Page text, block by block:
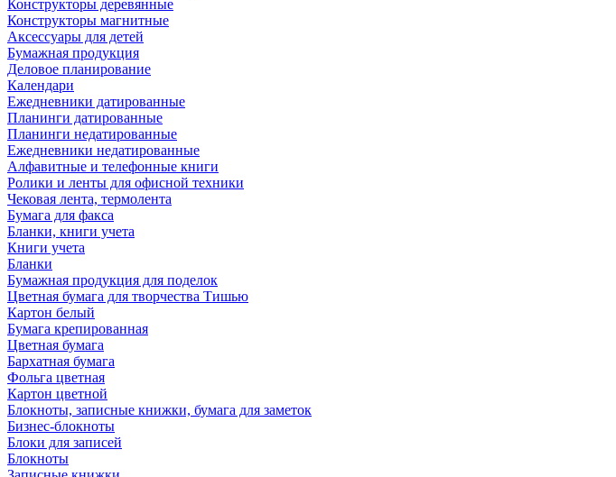
Конструкторы деревянные
Конструкторы магнитные
Аксессуары для детей
Бумажная продукция
Деловое планирование
Календари
Ежедневники датированные
Планинги датированные
Планинги недатированные
Ежедневники недатированные
Алфавитные и телефонные книги
Ролики и ленты для офисной техники
Чековая лента, термолента
Бумага для факса
Бланки, книги учета
Книги учета
Бланки
Бумажная продукция для поделок
Цветная бумага для творчества Тишью
Картон белый
Бумага крепированная
Цветная бумага
Бархатная бумага
Фольга цветная
Картон цветной
Блокноты, записные книжки, бумага для заметок
Бизнес-блокноты
Блоки для записей
Блокноты